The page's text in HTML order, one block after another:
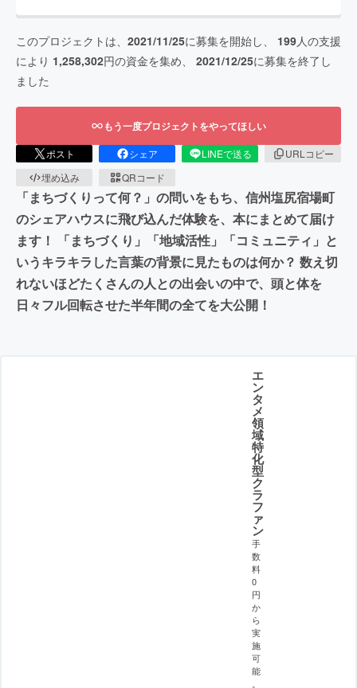
このプロジェクトは、 2021/11/25に募集を開始し、 199人の支援
により 1,258,302円の資金を集め、 2021/12/25に募集を終了し
ました
もう一度プロジェクトをやってほしい
ポスト シェア LINEで送る
URLコピー
埋め込み
QRコード
「まちづくりって何？」の問いをもち、信州塩尻宿場町
のシェアハウスに飛び込んだ体験を、本にまとめて届け
ます！ 「まちづくり」「地域活性」「コミュニティ」と
いうキラキラした言葉の背景に見たものは何か？ 数え切
れないほどたくさんの人との出会いの中で、頭と体を
日々フル回転させた半年間の全てを大公開！
エ
ン
タ
メ
領
域
特
化
型
ク
ラ
フ
ァ
ン
手
数
料
0
円
か
ら
実
施
可
能